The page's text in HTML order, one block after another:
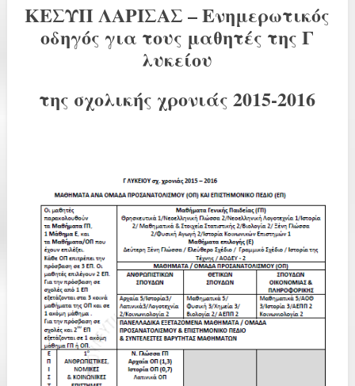
ΚΕΣΥΠ ΛΑΡΙΣΑΣ – Ενημερωτικός
οδηγός για τους μαθητές της Γ
λυκείου
της σχολικής χρονιάς 2015-2016